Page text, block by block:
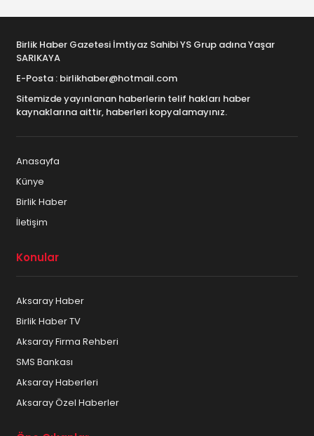
Birlik Haber Gazetesi İmtiyaz Sahibi YS Grup adına Yaşar
SARIKAYA
E-Posta : birlikhaber@hotmail.com
Sitemizde yayınlanan haberlerin telif hakları haber
kaynaklarına aittir, haberleri kopyalamayınız.
Anasayfa
Künye
Birlik Haber
İletişim
Konular
Aksaray Haber
Birlik Haber TV
Aksaray Firma Rehberi
SMS Bankası
Aksaray Haberleri
Aksaray Özel Haberler